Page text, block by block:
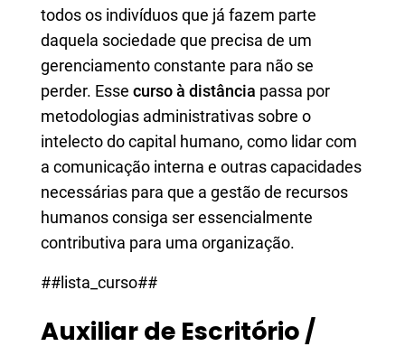
todos os indivíduos que já fazem parte
daquela sociedade que precisa de um
gerenciamento constante para não se
perder. Esse curso à distância passa por
metodologias administrativas sobre o
intelecto do capital humano, como lidar com
a comunicação interna e outras capacidades
necessárias para que a gestão de recursos
humanos consiga ser essencialmente
contributiva para uma organização.
##lista_curso##
Auxiliar de Escritório /